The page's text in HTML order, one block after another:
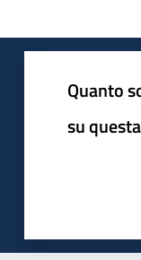
Quanto
su